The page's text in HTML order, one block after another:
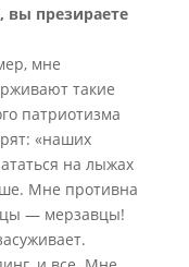
презираете
мне
такие
патриотизма
«наших
на лыжах
Мне противна
— мерзавцы!